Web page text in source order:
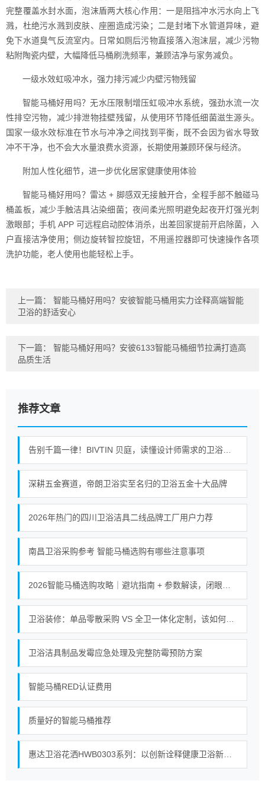
完整覆盖水封水面，泡沫盾两大核心作用：一是阻挡冲水污水向上飞
溅，杜绝污水溅到皮肤、座圈造成污染；二是封堵下水管道异味，避
免下水道臭气反流室内。日常如厕后污物直接落入泡沫层，减少污物
粘附陶瓷内壁，大幅降低马桶刷洗频率，兼顾洁净与家务减负。
一级水效虹吸冲水，强力排污减少内壁污物残留
智能马桶好用吗？无水压限制增压虹吸冲水系统，强劲水流一次
性排空污物，减少排泄物挂壁残留，从使用环节降低细菌滋生源头。
国家一级水效标准在节水与冲净之间找到平衡，既不会因为省水导致
冲不干净，也不会大水量浪费水资源，长期使用兼顾环保与经济。
附加人性化细节，进一步优化居家健康使用体验
智能马桶好用吗？雷达 + 脚感双无接触开合，全程手部不触碰马
桶盖板，减少手触洁具沾染细菌；夜间柔光照明避免起夜开灯强光刺
激眼部；手机 APP 可远程启动腔体消杀，出差回家提前开启除菌，入
户直接洁净使用；侧边旋转智控旋钮，不用遥控器即可快速操作各项
洗护功能，老人使用也能轻松上手。
上一篇： 智能马桶好用吗？安彼智能马桶用实力诠释高端智能
卫浴的舒适安心
下一篇： 智能马桶好用吗？安彼6133智能马桶细节拉满打造高
品质生活
推荐文章
深耕五金赛道，帝朗卫浴实至名归的卫浴五金十大品牌
2026年热门的四川卫浴洁具二线品牌工厂用户力荐
南昌卫浴采购参考 智能马桶选购有哪些注意事项
卫浴洁具制品发霉应急处理及完整防霉预防方案
智能马桶RED认证费用
质量好的智能马桶推荐